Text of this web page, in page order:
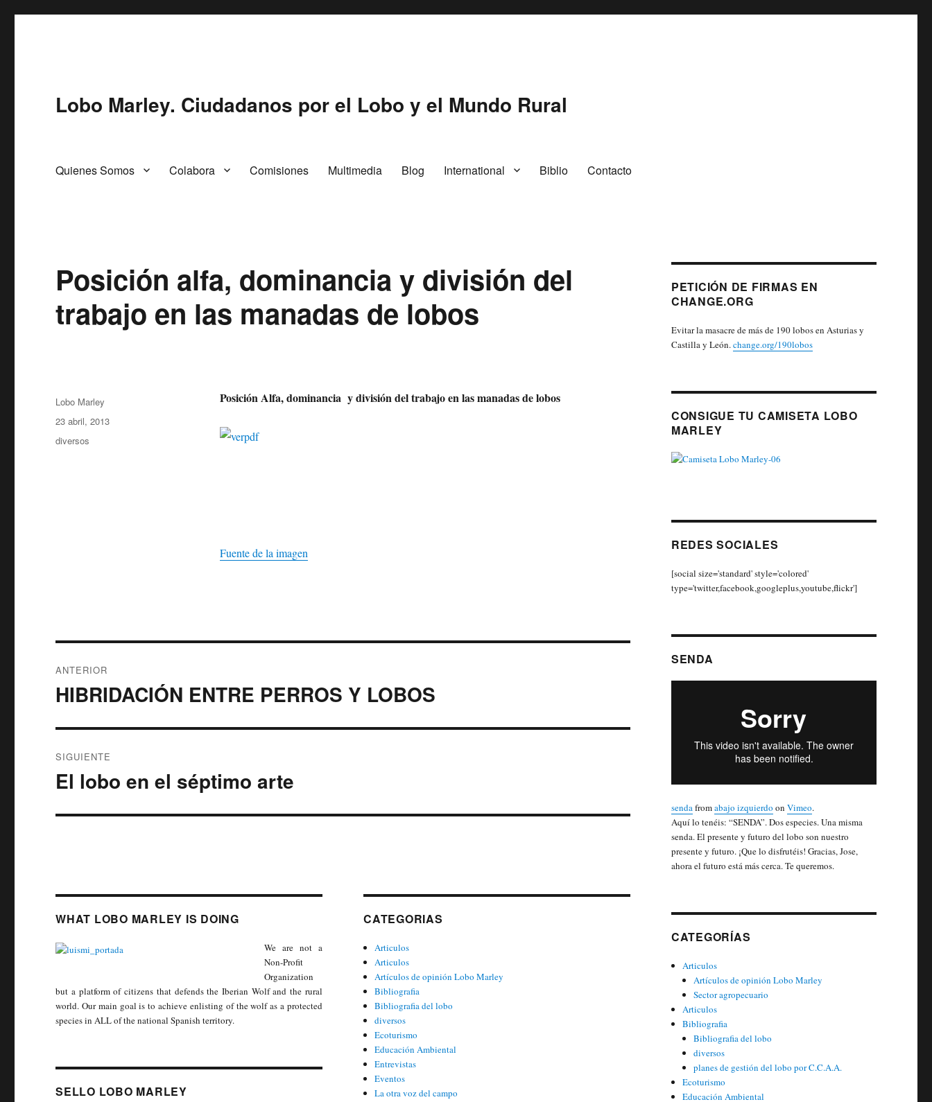
Lobo Marley. Ciudadanos por el Lobo y el Mundo Rural
Quienes Somos Colabora Comisiones Multimedia Blog International Biblio Contacto
Posición alfa, dominancia y división del
trabajo en las manadas de lobos
Posición Alfa, dominancia y división del trabajo en las manadas de lobos
Fuente de la imagen
Autor
Lobo Marley
Publicado
el
23 abril, 2013
Categorías
diversos
de
ANTERIOR
Entrada
HIBRIDACIÓN ENTRE PERROS Y LOBOS
SIGUIENTE
Entrada
El lobo en el séptimo arte
WHAT LOBO MARLEY IS DOING
We are not a
Non-Profit
Organization
but a platform of citizens that defends the Iberian Wolf and the rural
world. Our main goal is to achieve enlisting of the wolf as a protected
species in ALL of the national Spanish territory.
SELLO LOBO MARLEY
CATEGORIAS
Articulos
Articulos
Artículos de opinión Lobo Marley
Bibliografia
Bibliografia del lobo
diversos
Ecoturismo
Educación Ambiental
Entrevistas
Eventos
La otra voz del campo
PETICIÓN DE FIRMAS EN
CHANGE.ORG
Evitar la masacre de más de 190 lobos en Asturias y
Castilla y León.change.org/190lobos
CONSIGUE TU CAMISETA LOBO
MARLEY
REDES SOCIALES
[social size='standard' style='colored'
type='twitter,facebook,googleplus,youtube,flickr']
SENDA
sendafromabajo izquierdo on Vimeo.
Aquí lo tenéis: “SENDA”. Dos especies. Una misma
senda. El presente y futuro del lobo son nuestro
presente y futuro. ¡Que lo disfrutéis! Gracias, Jose,
ahora el futuro está más cerca. Te queremos.
CATEGORÍAS
Articulos
Artículos de opinión Lobo Marley
Sector agropecuario
Articulos
Bibliografia
Bibliografia del lobo
diversos
planes de gestión del lobo por C.C.A.A.
Ecoturismo
Educación Ambiental